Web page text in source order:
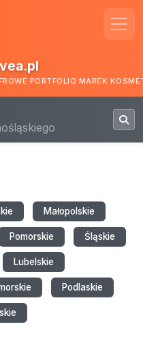
PORTFOLIO MAREK
Małopolskie
Pomorskie Śląskie
Lubelskie
Podlaskie